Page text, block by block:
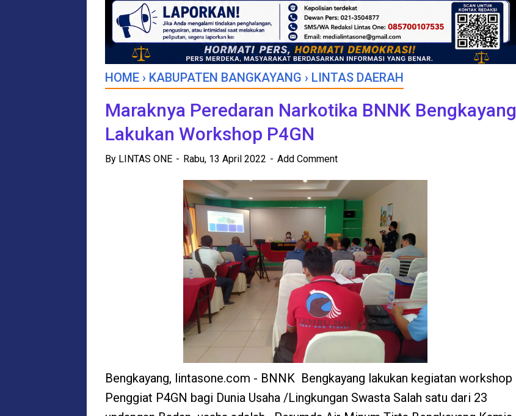
HOME › KABUPATEN BANGKAYANG › LINTAS DAERAH
Maraknya Peredaran Narkotika BNNK Bengkayang
Lakukan Workshop P4GN
By LINTAS ONE Rabu, 13 April 2022 Add Comment
Bengkayang, lintasone.com - BNNK Bengkayang lakukan kegiatan workshop
Penggiat P4GN bagi Dunia Usaha /Lingkungan Swasta Salah satu dari 23